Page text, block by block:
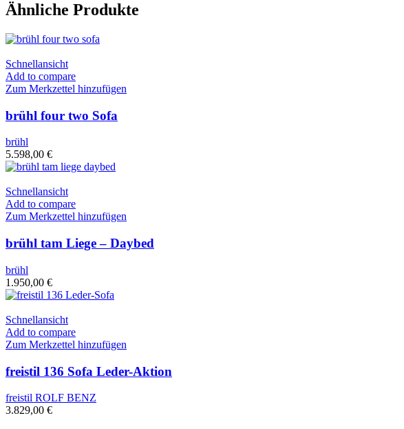
Ähnliche Produkte
Schnellansicht
Add to compare
Zum Merkzettel hinzufügen
brühl four two Sofa
brühl
5.598,00 €
Schnellansicht
Add to compare
Zum Merkzettel hinzufügen
brühl tam Liege – Daybed
brühl
1.950,00 €
Schnellansicht
Add to compare
Zum Merkzettel hinzufügen
freistil 136 Sofa Leder-Aktion
freistil ROLF BENZ
3.829,00 €